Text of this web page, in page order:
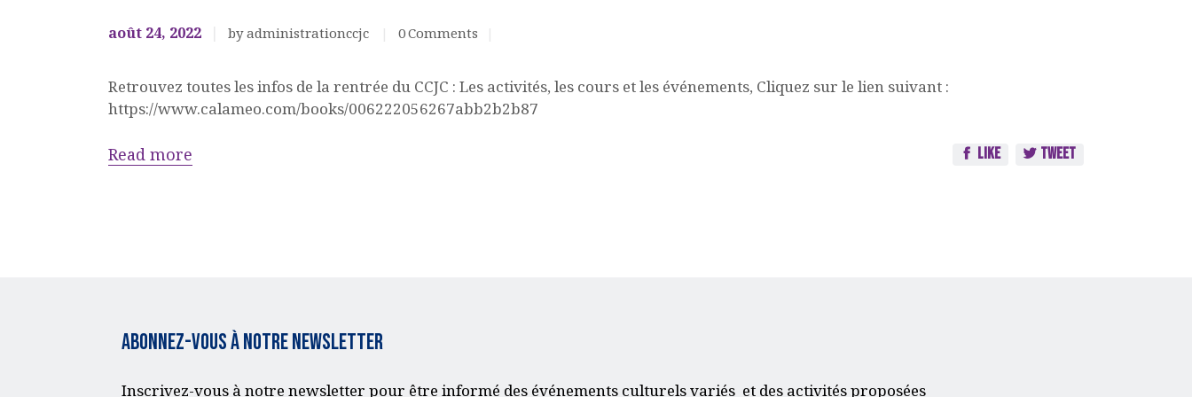
ACQUISITION DU
CENTRE
août 24, 2022 by administrationccjc 0Comments
Retrouvez toutes les infos de la rentrée du CCJC : Les activités, les cours et les événements, Cliquez sur le lien suivant :
https://www.calameo.com/books/006222056267abb2b2b87
Read more Like Tweet
Abonnez-vous à notre Newsletter
Inscrivez-vous à notre newsletter pour être informé des événements culturels variés et des activités proposées